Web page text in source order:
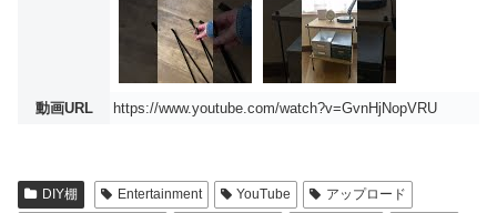
動画URL https://www.youtube.com/watch?v=GvnHjNopVRU
DIY棚 Entertainment YouTube
アップロード